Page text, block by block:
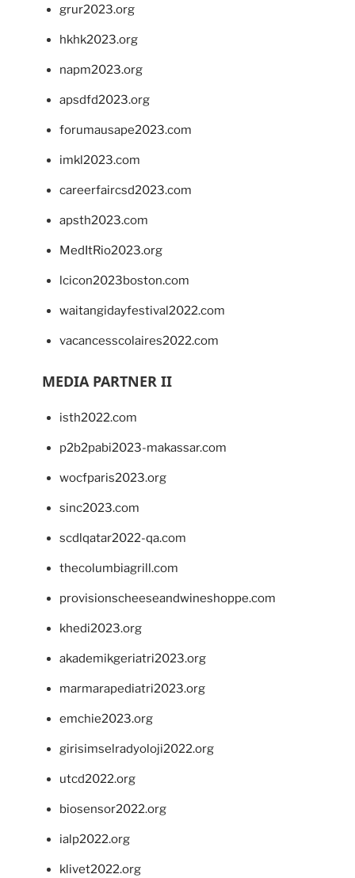
grur2023.org
hkhk2023.org
napm2023.org
apsdfd2023.org
forumausape2023.com
imkl2023.com
careerfaircsd2023.com
apsth2023.com
MedItRio2023.org
lcicon2023boston.com
waitangidayfestival2022.com
vacancesscolaires2022.com
MEDIA PARTNER II
isth2022.com
p2b2pabi2023-makassar.com
wocfparis2023.org
sinc2023.com
scdlqatar2022-qa.com
thecolumbiagrill.com
provisionscheeseandwineshoppe.com
khedi2023.org
akademikgeriatri2023.org
marmarapediatri2023.org
emchie2023.org
girisimselradyoloji2022.org
utcd2022.org
biosensor2022.org
ialp2022.org
klivet2022.org